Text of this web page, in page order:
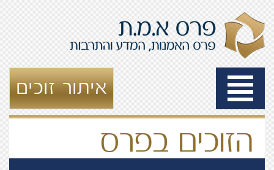
Toggle
navigation
איתור זוכים
הזוכים בפרס